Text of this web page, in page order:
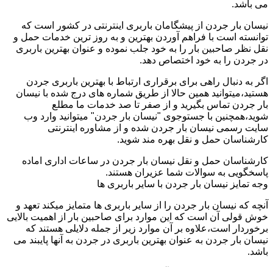
می باشد.
نیسان بار جردن از پیشگامان باربری اینترنتی در کشور است که
توانسته است با فراهم آوردن بهترین و به روز ترین خدمات حمل و
نقل نظر صاحبین بار را به خود جلب نموده و عنوان بهترین باربری
در جردن را به خود اختصاص دهد.
اگر به دنبال راهی برای برقراری ارتباط با بهترین باربری جردن
هستید،میتوانید همین حالا از طریق شماره های درج شده با نیسان
بار جردن تماس بگیرید و از صفر تا صد خدمات ما مطلع
شوید،همچنین با جستوجوی "نیسان بار جردن" میتوانید وارد وب
سایت رسمی نیسان بار جردن شده و از مشاوره اینترنتی
کارشناسان حمل و نقل بهره مند شوید.
کارشناسان حمل و نقل نیسان بار جردن در ساعات اداری اماده
پاسخگویی به سوالات شما عزیران هستند.
وجه تمایز نیسان بار جردن با سایر باربری ها
آنچه که نیسان بار جردن را از سایر باربری ها متمایز میکند تعهد و
خوش قولی آن است که این موارد برای صاحبین بار از اهمیت بالایی
برخوردار است،علاوه بر آن موارد زیر از جمله دلایلی هستند که
نیسان بار جردن به عنوان بهترین باربری در جردن به آنها پایبند می
باشد.